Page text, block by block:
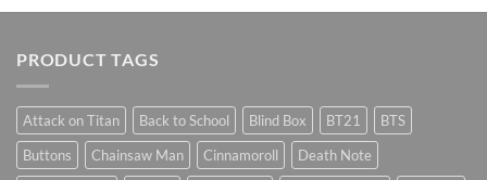
PRODUCT TAGS
Attack on Titan Back to School Blind Box BT21
BTS
Buttons
Chainsaw Man Cinnamoroll
Death Note